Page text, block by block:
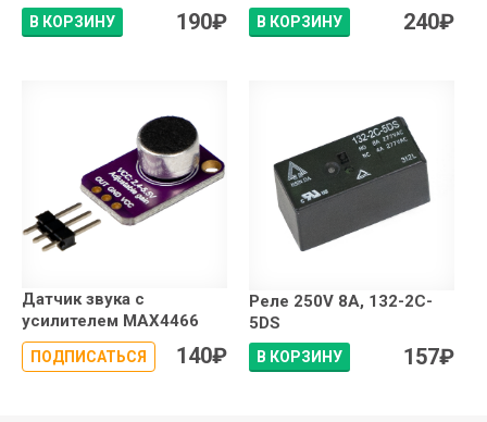
В КОРЗИНУ 190₽ В КОРЗИНУ 240₽
Датчик звука с
усилителем MAX4466
ПОДПИСАТЬСЯ 140₽
Реле 250V 8A, 132-2C-
5DS
В КОРЗИНУ 157₽